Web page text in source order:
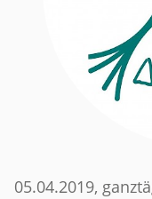
05.04.2019,